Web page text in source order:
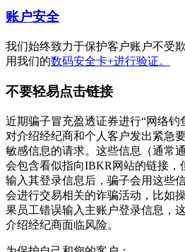
账户安全
我们始终致力于保护客户账户不受
用我们的数码安全卡+进行验证。
不要轻易点击链接
近期骗子冒充盈透证券进行“网络钓
对介绍经纪商和个人客户发出紧急
敏感信息的请求。这些信息（通常
会包含看似指向IBKR网站的链接，
输入其登录信息后，骗子会用这些
会进行交易相关的诈骗活动，比如
果员工错误输入主账户登录信息，
介绍经纪商面临风险。